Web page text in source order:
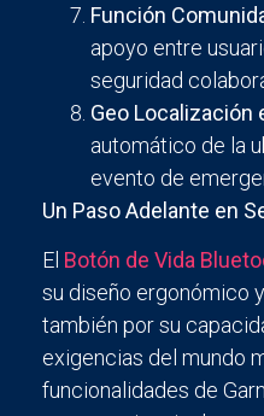
Función
apoyo entre
seguridad
Geo Localización
automático de la
evento de
Un Paso Adelante en
El Botón de Vida
su diseño ergonómico
también por su
exigencias del mundo
funcionalidades de